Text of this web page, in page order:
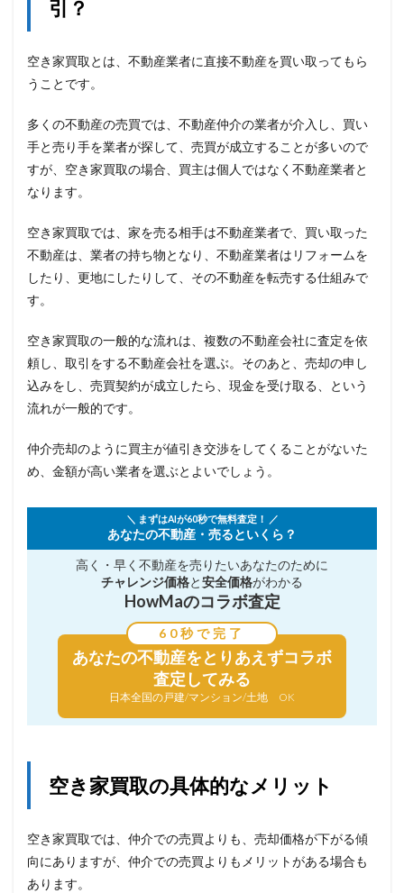
引？
空き家買取とは、不動産業者に直接不動産を買い取ってもら
うことです。
多くの不動産の売買では、不動産仲介の業者が介入し、買い
手と売り手を業者が探して、売買が成立することが多いので
すが、空き家買取の場合、買主は個人ではなく不動産業者と
なります。
空き家買取では、家を売る相手は不動産業者で、買い取った
不動産は、業者の持ち物となり、不動産業者はリフォームを
したり、更地にしたりして、その不動産を転売する仕組みで
す。
空き家買取の一般的な流れは、複数の不動産会社に査定を依
頼し、取引をする不動産会社を選ぶ。そのあと、売却の申し
込みをし、売買契約が成立したら、現金を受け取る、という
流れが一般的です。
仲介売却のように買主が値引き交渉をしてくることがないた
め、金額が高い業者を選ぶとよいでしょう。
＼ まずはAIが60秒で無料査定！ ／
あなたの不動産・売るといくら？
高く・早く不動産を売りたいあなたのために
チャレンジ価格と安全価格がわかる
HowMaのコラボ査定
60秒で完了
あなたの不動産をとりあえずコラボ
査定してみる
日本全国の戸建/マンション/土地 OK
空き家買取の具体的なメリット
空き家買取では、仲介での売買よりも、売却価格が下がる傾
向にありますが、仲介での売買よりもメリットがある場合も
あります。